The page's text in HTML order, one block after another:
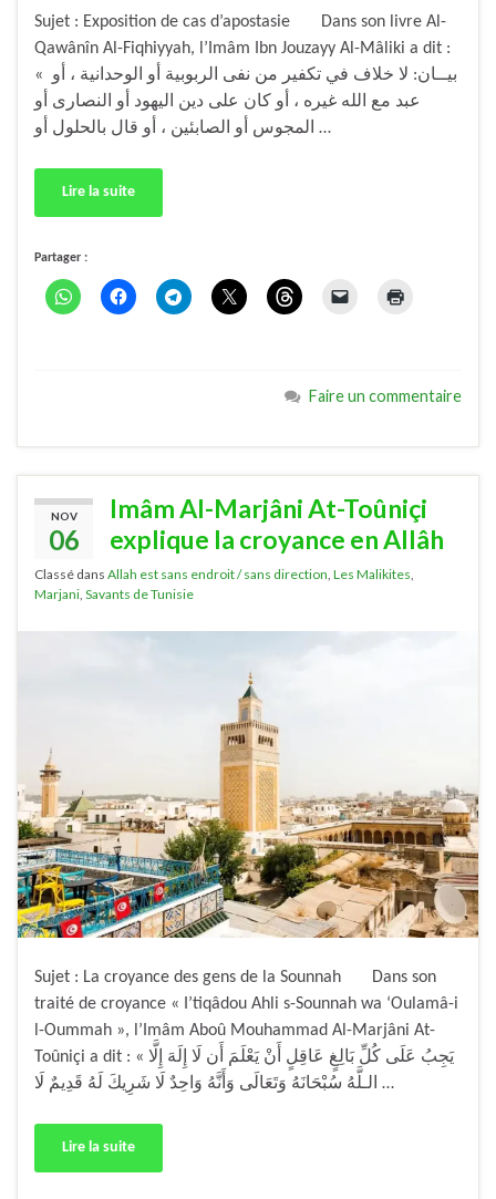
Sujet : Exposition de cas d’apostasie Dans son livre Al-
Qawânîn Al-Fiqhiyyah, l’Imâm Ibn Jouzayy Al-Mâliki a dit :
« بيــان: لا خلاف في تكفير من نفى الربوبية أو الوحدانية ، أو
عبد مع الله غيره ، أو كان على دين اليهود أو النصارى أو
المجوس أو الصابئين ، أو قال بالحلول أو …
Lire la suite
Partager :
Faire un commentaire
NOV
06
Imâm Al-Marjâni At-Toûniçi
explique la croyance en Allâh
Classé dans Allah est sans endroit / sans direction Les Malikites
Marjani Savants de Tunisie
Sujet : La croyance des gens de la Sounnah Dans son
traité de croyance « I’tiqâdou Ahli s-Sounnah wa ‘Oulamâ-i
l-Oummah », l’Imâm Aboû Mouhammad Al-Marjâni At-
Toûniçi a dit : « يَجِبُ عَلَى كُلِّ بَالِغٍ عَاقِلٍ أَنْ يَعْلَمَ أَن لَا إِلَهَ إِلَّا
الـلَّهُ سُبْحَانَهُ وَتَعَالَى وَأَنَّهُ وَاحِدٌ لَا شَرِيكَ لَهُ قَدِيمٌ لَا …
Lire la suite